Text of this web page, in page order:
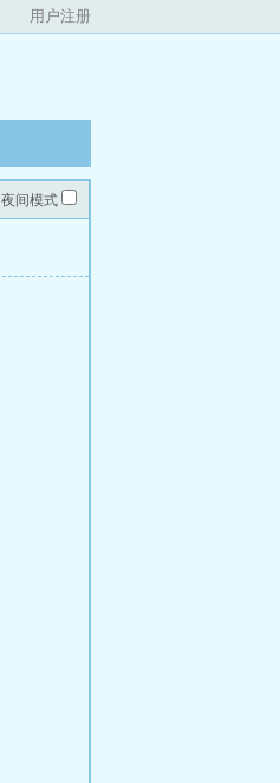
用户注册
夜间模式